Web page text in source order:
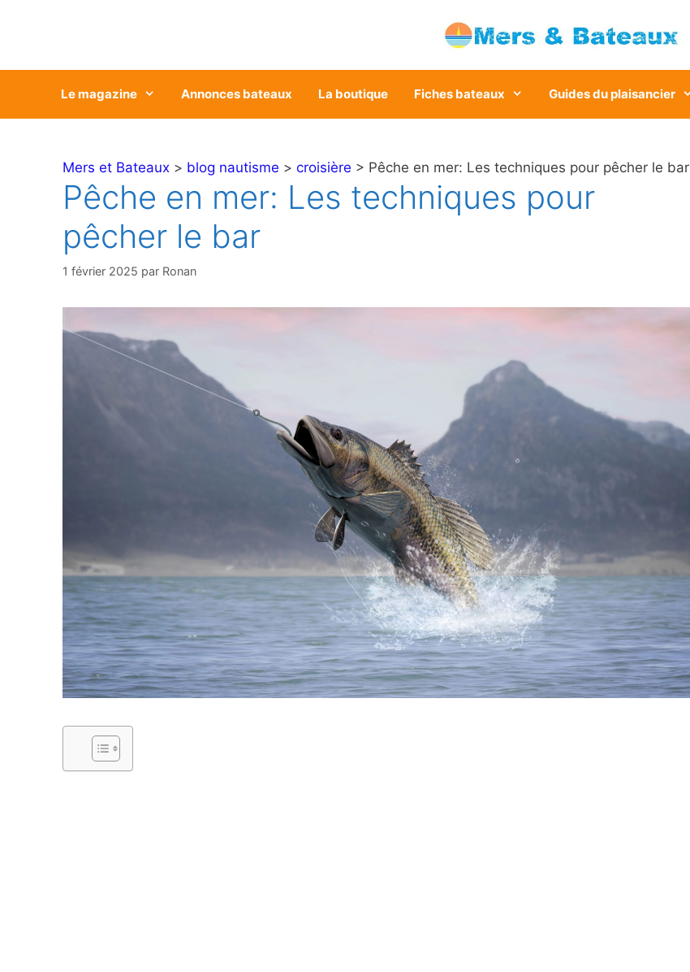
Le magazine Annonces bateaux La boutique Fiches bateaux Guides du plaisancier
Mers et Bateaux > blog nautisme > croisière > Pêche en mer: Les techniques pour pêcher le bar
Pêche en mer: Les techniques pour
pêcher le bar
1 février 2025 par Ronan